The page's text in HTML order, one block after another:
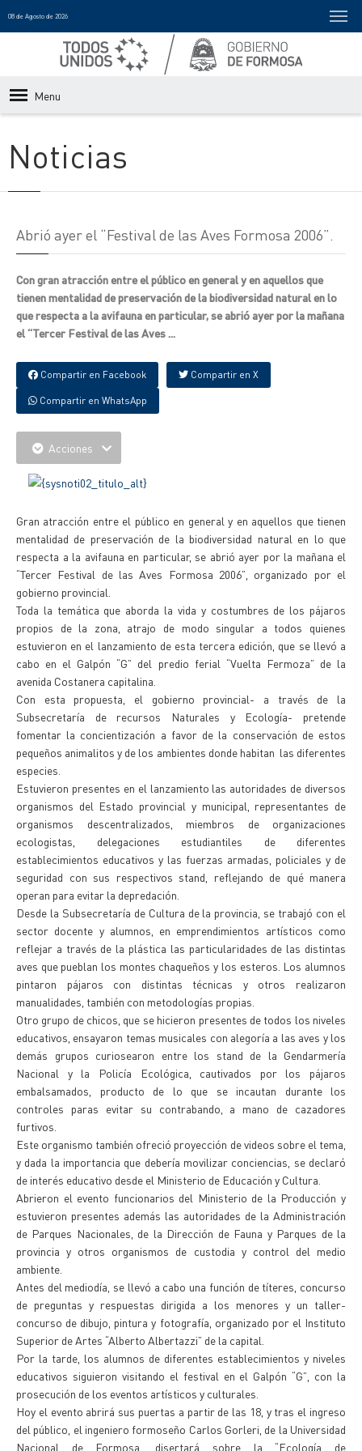
08 de Agosto de 2026
Menu
Noticias
Abrió ayer el “Festival de las Aves Formosa 2006”.
Con gran atracción entre el público en general y en aquellos que
tienen mentalidad de preservación de la biodiversidad natural en lo
que respecta a la avifauna en particular, se abrió ayer por la mañana
el “Tercer Festival de las Aves ...
Compartir en Facebook Compartir en X
Compartir en WhatsApp
Acciones
Gran atracción entre el público en general y en aquellos que tienen
mentalidad de preservación de la biodiversidad natural en lo que
respecta a la avifauna en particular, se abrió ayer por la mañana el
“Tercer Festival de las Aves Formosa 2006”, organizado por el
gobierno provincial.
Toda la temática que aborda la vida y costumbres de los pájaros
propios de la zona, atrajo de modo singular a todos quienes
estuvieron en el lanzamiento de esta tercera edición, que se llevó a
cabo en el Galpón “G” del predio ferial “Vuelta Fermoza” de la
avenida Costanera capitalina.
Con esta propuesta, el gobierno provincial- a través de la
Subsecretaría de recursos Naturales y Ecología- pretende
fomentar la concientización a favor de la conservación de estos
pequeños animalitos y de los ambientes donde habitan las diferentes
especies.
Estuvieron presentes en el lanzamiento las autoridades de diversos
organismos del Estado provincial y municipal, representantes de
organismos descentralizados, miembros de organizaciones
ecologistas, delegaciones estudiantiles de diferentes
establecimientos educativos y las fuerzas armadas, policiales y de
seguridad con sus respectivos stand, reflejando de qué manera
operan para evitar la depredación.
Desde la Subsecretaría de Cultura de la provincia, se trabajó con el
sector docente y alumnos, en emprendimientos artísticos como
reflejar a través de la plástica las particularidades de las distintas
aves que pueblan los montes chaqueños y los esteros. Los alumnos
pintaron pájaros con distintas técnicas y otros realizaron
manualidades, también con metodologías propias.
Otro grupo de chicos, que se hicieron presentes de todos los niveles
educativos, ensayaron temas musicales con alegoría a las aves y los
demás grupos curiosearon entre los stand de la Gendarmería
Nacional y la Policía Ecológica, cautivados por los pájaros
embalsamados, producto de lo que se incautan durante los
controles paras evitar su contrabando, a mano de cazadores
furtivos.
Este organismo también ofreció proyección de videos sobre el tema,
y dada la importancia que debería movilizar conciencias, se declaró
de interés educativo desde el Ministerio de Educación y Cultura.
Abrieron el evento funcionarios del Ministerio de la Producción y
estuvieron presentes además las autoridades de la Administración
de Parques Nacionales, de la Dirección de Fauna y Parques de la
provincia y otros organismos de custodia y control del medio
ambiente.
Antes del mediodía, se llevó a cabo una función de títeres, concurso
de preguntas y respuestas dirigida a los menores y un taller-
concurso de dibujo, pintura y fotografía, organizado por el Instituto
Superior de Artes “Alberto Albertazzi” de la capital.
Por la tarde, los alumnos de diferentes establecimientos y niveles
educativos siguieron visitando el festival en el Galpón “G”, con la
prosecución de los eventos artísticos y culturales.
Hoy el evento abrirá sus puertas a partir de las 18, y tras el ingreso
del público, el ingeniero formoseño Carlos Gorleri, de la Universidad
Nacional de Formosa, disertará sobre la “Ecología de